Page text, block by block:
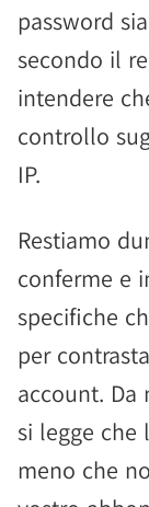
password
secondo il
intendere
controllo
IP.
Restiamo
conferme e
specifiche
per
account. Da
si legge che
meno che